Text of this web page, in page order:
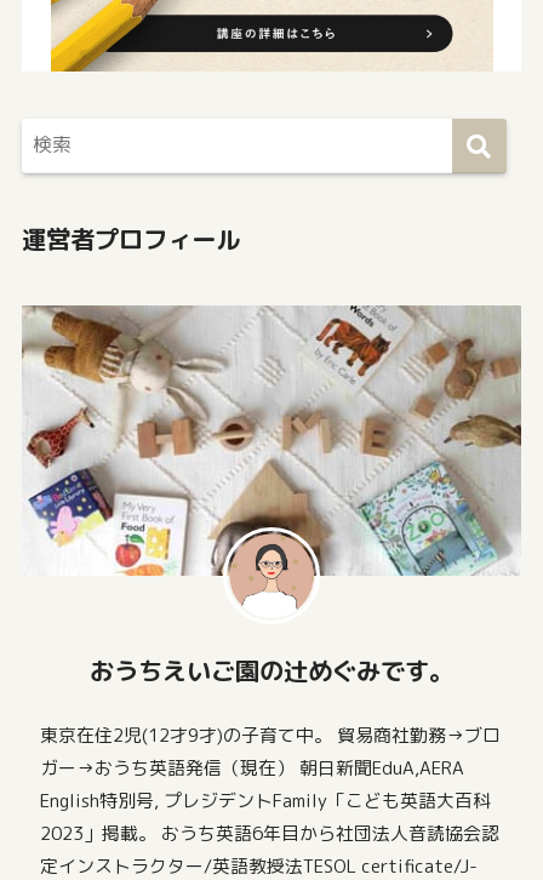
運営者プロフィール
おうちえいご園の辻めぐみです。
東京在住2児(12才9才)の子育て中。 貿易商社勤務→ブロ
ガー→おうち英語発信（現在） 朝日新聞EduA,AERA
English特別号, プレジデントFamily「こども英語大百科
2023」掲載。 おうち英語6年目から社団法人音読協会認
定インストラクター/英語教授法TESOL certificate/J-